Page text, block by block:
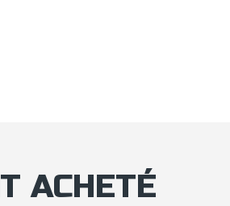
ACHETÉ